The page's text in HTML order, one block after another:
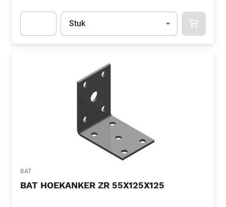
Eenheid
Stuk
BAT
BAT HOEKANKER ZR 55X125X125